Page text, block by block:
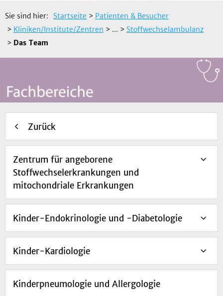
Sie sind hier: Startseite > Patienten & Besucher
> Kliniken/Institute/Zentren > ... > Stoffwechselambulanz
> Das Team
Zurück
Zentrum für angeborene
Stoffwechselerkrankungen und
mitochondriale Erkrankungen
Kinder-Endokrinologie und -Diabetologie
Kinder-Kardiologie
Kinderpneumologie und Allergologie